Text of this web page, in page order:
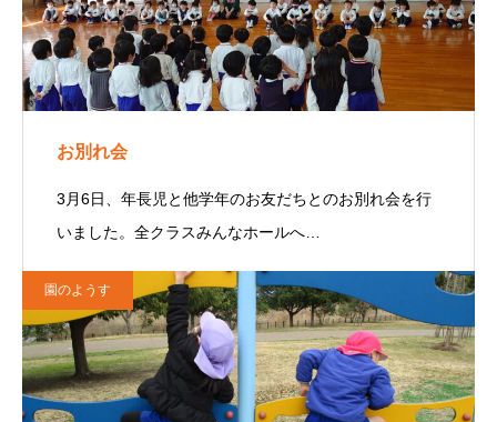
お別れ会
3月6日、年長児と他学年のお友だちとのお別れ会を行
いました。全クラスみんなホールへ…
園のようす